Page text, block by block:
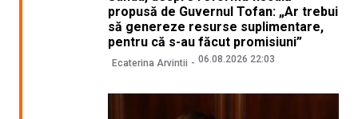
propusă de Guvernul Tofan: „Ar trebui
să genereze resurse suplimentare,
pentru că s-au făcut promisiuni”
Ecaterina Arvintii 06.08.2026 22:03